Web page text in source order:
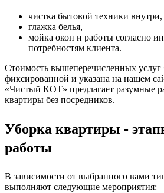
чистка бытовой техники внутри,
глажка белья,
мойка окон и работы согласно
потребностям клиента.
Стоимость вышеперечисленных услуг
фиксированной и указана на нашем
«Чистый КОТ» предлагает разумные
квартиры без посредников.
Уборка квартиры -
работы
В зависимости от выбранного вами
выполняют следующие мероприятия: